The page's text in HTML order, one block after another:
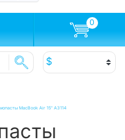
0
MacBook Air 15" А3114